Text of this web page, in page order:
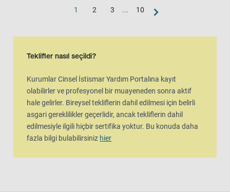
1 2 3 ... 10
Teklifler nasıl seçildi?
Kurumlar Cinsel İstismar Yardım Portalına kayıt
olabilirler ve profesyonel bir muayeneden sonra aktif
hale gelirler. Bireysel tekliflerin dahil edilmesi için belirli
asgari gereklilikler geçerlidir, ancak tekliflerin dahil
edilmesiyle ilgili hiçbir sertifika yoktur. Bu konuda daha
fazla bilgi bulabilirsiniz hier